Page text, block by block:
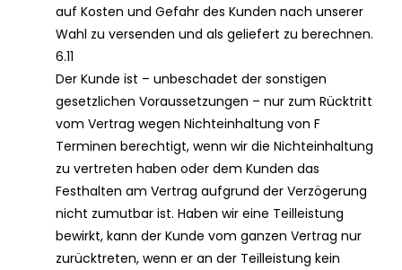
auf Kosten und Gefahr des Kunden nach unserer
Wahl zu versenden und als geliefert zu berechnen.
6.11
Der Kunde ist – unbeschadet der sonstigen
gesetzlichen Voraussetzungen – nur zum Rücktritt
vom Vertrag wegen Nichteinhaltung von F
Terminen berechtigt, wenn wir die Nichteinhaltung
zu vertreten haben oder dem Kunden das
Festhalten am Vertrag aufgrund der Verzögerung
nicht zumutbar ist. Haben wir eine Teilleistung
bewirkt, kann der Kunde vom ganzen Vertrag nur
zurücktreten, wenn er an der Teilleistung kein